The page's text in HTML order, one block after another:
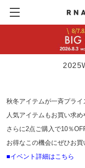
秋冬アイテムが一斉プライ
人気アイテムもお買い求め
さらに2点ご購入で10％
お得なこの機会にぜひお買
■イベント詳細はこちら